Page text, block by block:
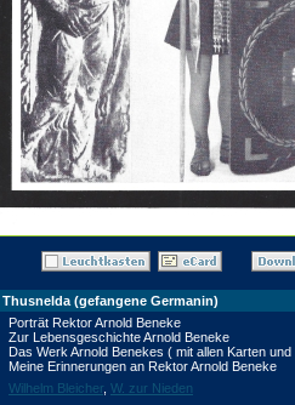
(gefangene Germanin)
Porträt Rektor Arnold Beneke
Zur Lebensgeschichte Arnold Beneke
Das Werk Arnold Benekes ( mit allen Karten und
Meine Erinnerungen an Rektor Arnold Beneke
Wilhelm Bleicher W. zur Nieden